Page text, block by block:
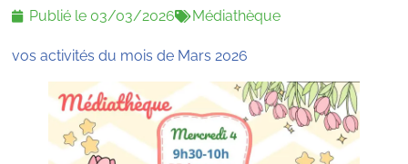
Publié le 03/03/2026 Médiathèque
vos activités du mois de Mars 2026